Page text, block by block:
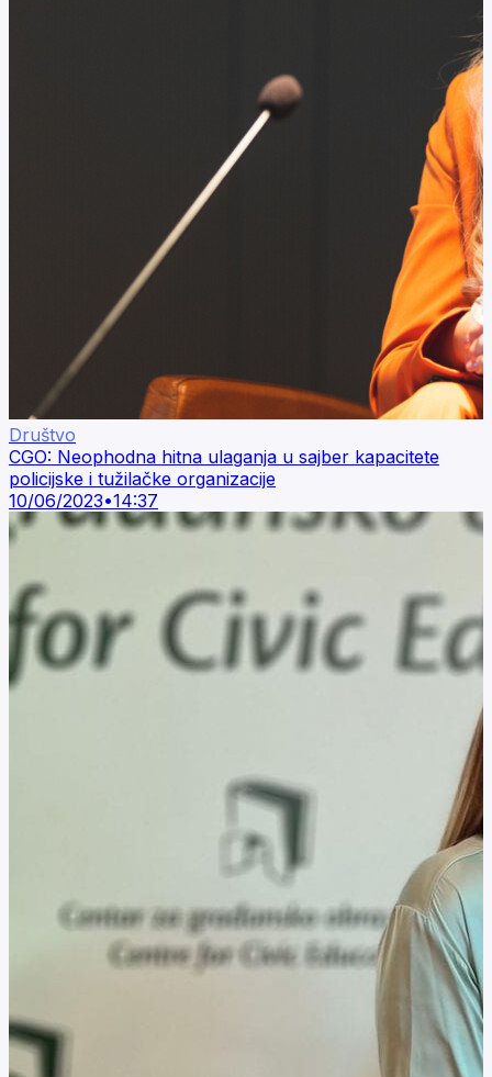
Društvo
CGO: Neophodna hitna ulaganja u sajber kapacitete
policijske i tužilačke organizacije
10/06/2023•14:37